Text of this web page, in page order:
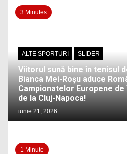
3 Minutes
ALTE SPORTURI SLIDER
Viitorul sună bine în tenisul
Bianca Mei-Roșu aduce
Campionatelor Europene de
de la Cluj-Napoca!
iunie 21, 2026
1 Minute